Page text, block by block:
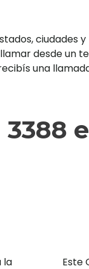
ciudades
desde un
una
3388
la
Este